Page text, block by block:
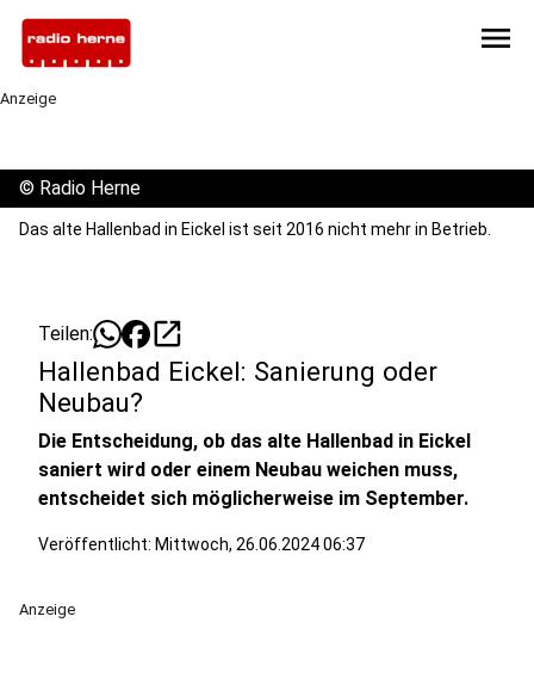
menu
Anzeige
© Radio Herne
Das alte Hallenbad in Eickel ist seit 2016 nicht mehr in Betrieb.
Teilen: open_in_new
Hallenbad Eickel: Sanierung oder
Neubau?
Die Entscheidung, ob das alte Hallenbad in Eickel
saniert wird oder einem Neubau weichen muss,
entscheidet sich möglicherweise im September.
Veröffentlicht: Mittwoch, 26.06.2024 06:37
Anzeige